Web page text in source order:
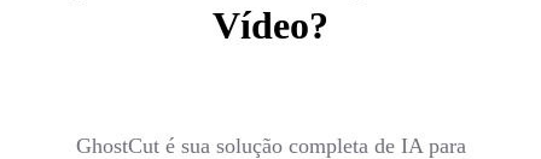
Vídeo?
GhostCut é sua solução completa de IA para